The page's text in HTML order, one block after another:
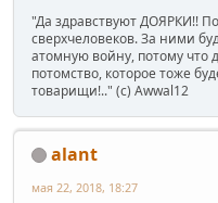
"Да здравствуют ДОЯРКИ!!
сверхчеловеков. За ними
атомную войну, потому что
потомство, которое тоже
товарищи!.." (c) Awwal12
alant
мая 22, 2018, 18:27